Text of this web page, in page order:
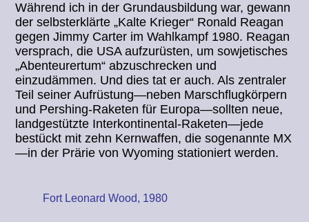
Während ich in der Grundausbildung war, gewann
der selbsterklärte „Kalte Krieger“ Ronald Reagan
gegen Jimmy Carter im Wahlkampf 1980. Reagan
versprach, die USA aufzurüsten, um sowjetisches
„Abenteurertum“ abzuschrecken und
einzudämmen. Und dies tat er auch. Als zentraler
Teil seiner Aufrüstung—neben Marschflugkörpern
und Pershing-Raketen für Europa—sollten neue,
landgestützte Interkontinental-Raketen—jede
bestückt mit zehn Kernwaffen, die sogenannte MX
—in der Prärie von Wyoming stationiert werden.
Fort Leonard Wood, 1980